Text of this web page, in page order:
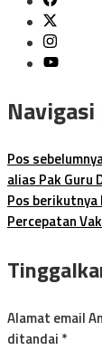
Pos
alias Pak Guru
Pos berikutnya
Percepatan
Alamat email
ditandai *